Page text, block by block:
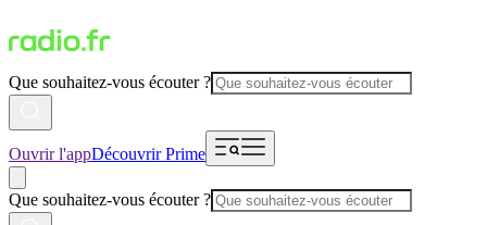
Que souhaitez-vous écouter ?
Ouvrir l'appDécouvrir Prime
Que souhaitez-vous écouter ?